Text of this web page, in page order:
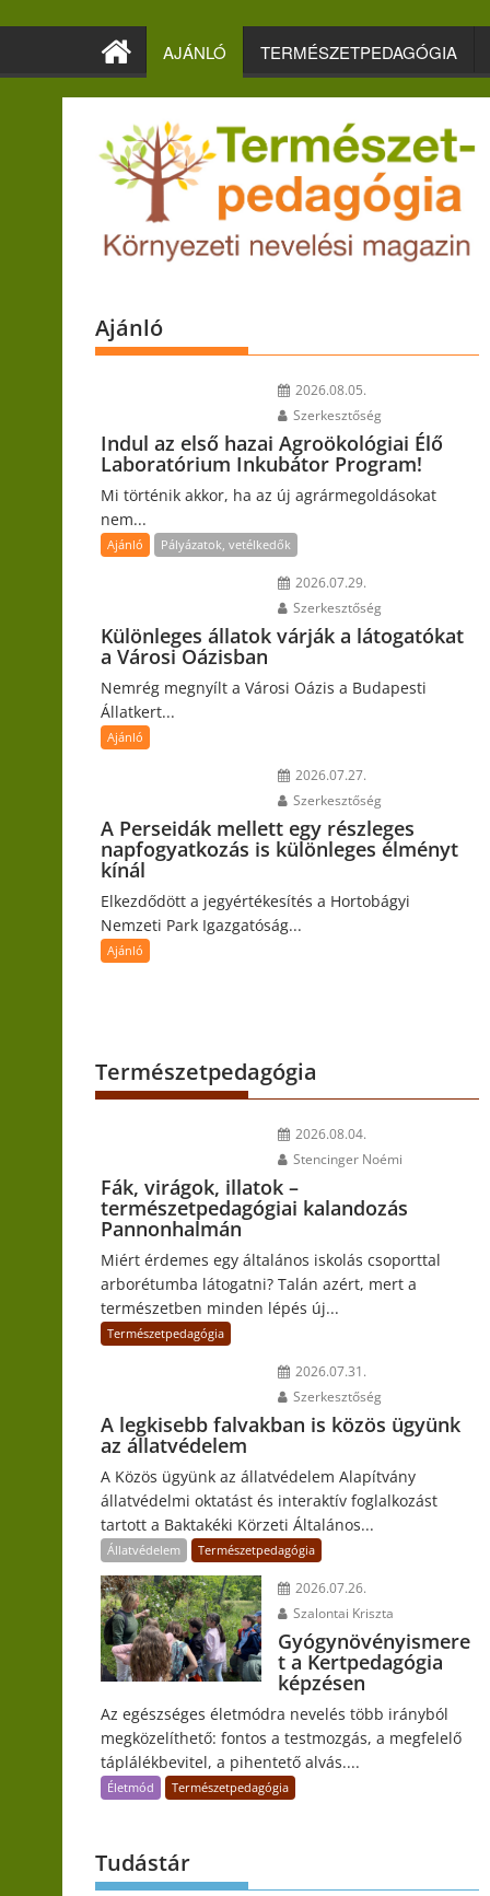
AJÁNLÓ TERMÉSZETPEDAGÓGIA
Ajánló
2026.08.05.
Szerkesztőség
Indul az első hazai Agroökológiai Élő
Laboratórium Inkubátor Program!
Mi történik akkor, ha az új agrármegoldásokat
nem...
Ajánló Pályázatok, vetélkedők
2026.07.29.
Szerkesztőség
Különleges állatok várják a látogatókat
a Városi Oázisban
Nemrég megnyílt a Városi Oázis a Budapesti
Állatkert...
Ajánló
2026.07.27.
Szerkesztőség
A Perseidák mellett egy részleges
napfogyatkozás is különleges élményt
kínál
Elkezdődött a jegyértékesítés a Hortobágyi
Nemzeti Park Igazgatóság...
Ajánló
Természetpedagógia
2026.08.04.
Stencinger Noémi
Fák, virágok, illatok –
természetpedagógiai kalandozás
Pannonhalmán
Miért érdemes egy általános iskolás csoporttal
arborétumba látogatni? Talán azért, mert a
természetben minden lépés új...
Természetpedagógia
2026.07.31.
Szerkesztőség
A legkisebb falvakban is közös ügyünk
az állatvédelem
A Közös ügyünk az állatvédelem Alapítvány
állatvédelmi oktatást és interaktív foglalkozást
tartott a Baktakéki Körzeti Általános...
Állatvédelem Természetpedagógia
2026.07.26.
Szalontai Kriszta
Gyógynövényismere
t a Kertpedagógia
képzésen
Az egészséges életmódra nevelés több irányból
megközelíthető: fontos a testmozgás, a megfelelő
táplálékbevitel, a pihentető alvás....
Életmód Természetpedagógia
Tudástár